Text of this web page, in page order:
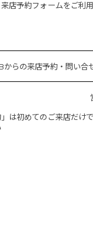
店予約フォームをご利
からの来店予約・問い合
は初めてのご来店だけ